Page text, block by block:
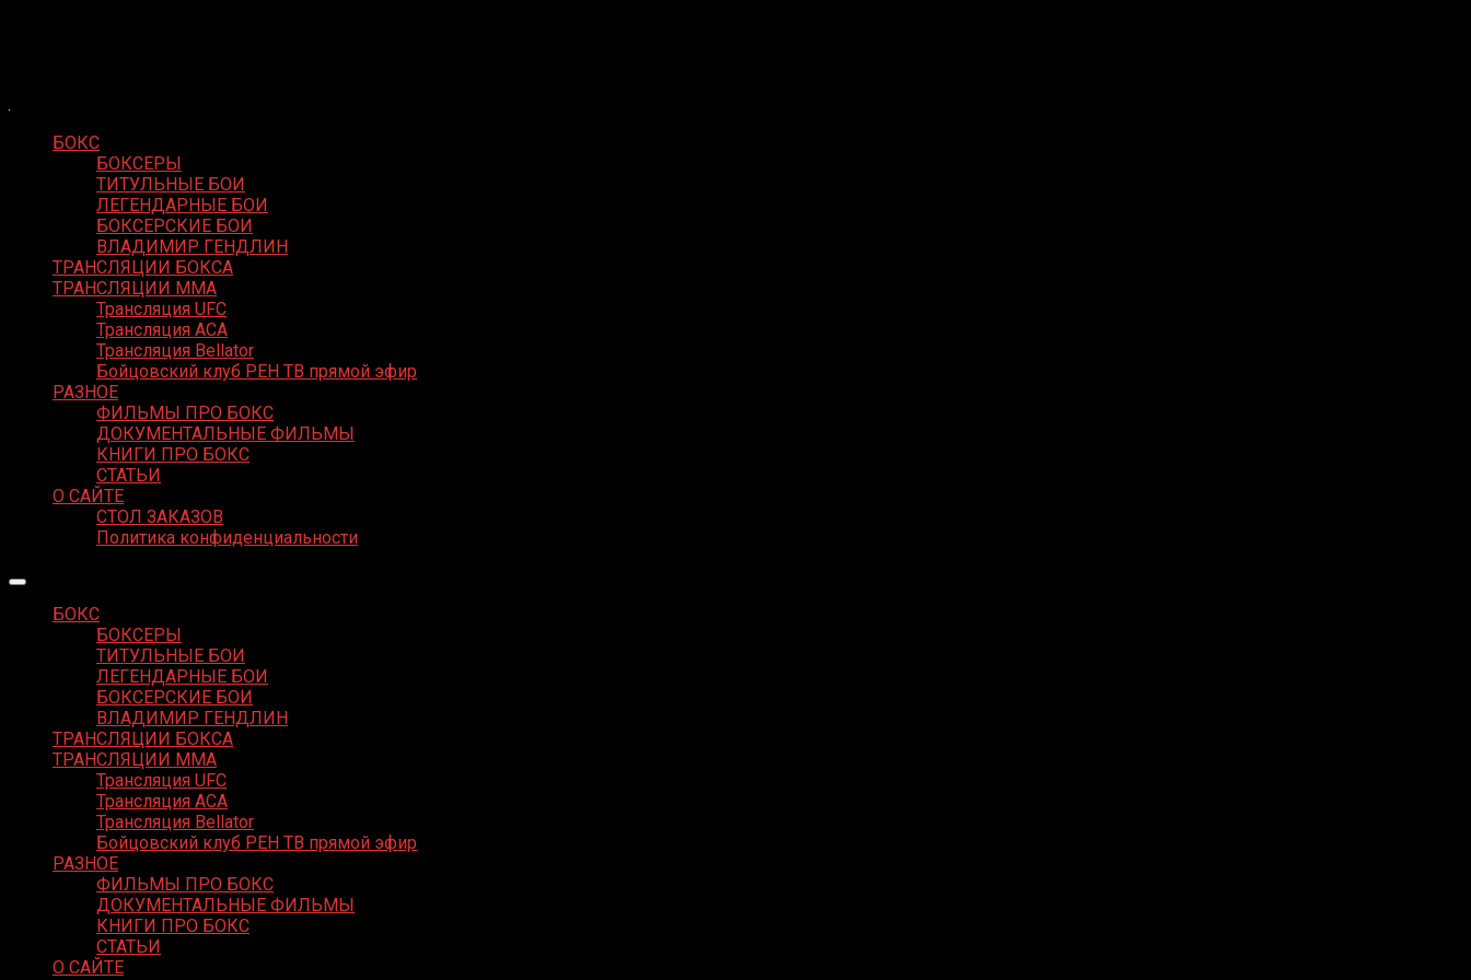
БОКС
БОКСЕРЫ
ТИТУЛЬНЫЕ БОИ
ЛЕГЕНДАРНЫЕ БОИ
БОКСЕРСКИЕ БОИ
ВЛАДИМИР ГЕНДЛИН
ТРАНСЛЯЦИИ БОКСА
ТРАНСЛЯЦИИ MMA
Трансляция UFC
Трансляция ACA
Трансляция Bellator
Бойцовский клуб РЕН ТВ прямой эфир
РАЗНОЕ
ФИЛЬМЫ ПРО БОКС
ДОКУМЕНТАЛЬНЫЕ ФИЛЬМЫ
КНИГИ ПРО БОКС
СТАТЬИ
О САЙТЕ
СТОЛ ЗАКАЗОВ
Политика конфиденциальности
БОКС
БОКСЕРЫ
ТИТУЛЬНЫЕ БОИ
ЛЕГЕНДАРНЫЕ БОИ
БОКСЕРСКИЕ БОИ
ВЛАДИМИР ГЕНДЛИН
ТРАНСЛЯЦИИ БОКСА
ТРАНСЛЯЦИИ MMA
Трансляция UFC
Трансляция ACA
Трансляция Bellator
Бойцовский клуб РЕН ТВ прямой эфир
РАЗНОЕ
ФИЛЬМЫ ПРО БОКС
ДОКУМЕНТАЛЬНЫЕ ФИЛЬМЫ
КНИГИ ПРО БОКС
СТАТЬИ
О САЙТЕ